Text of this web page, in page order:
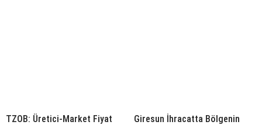
TZOB: Üretici-Market Fiyat
Giresun İhracatta Bölgenin